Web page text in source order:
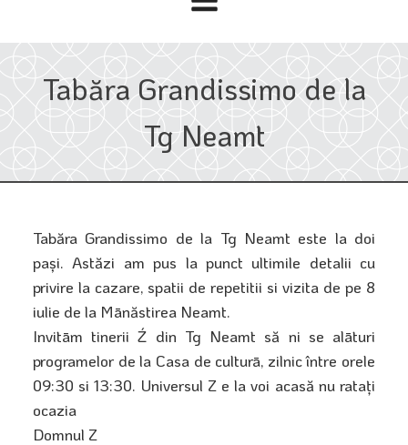
Tabăra Grandissimo de la
Tg Neamt
Tabăra Grandissimo de la Tg Neamt este la doi
pași. Astăzi am pus la punct ultimile detalii cu
privire la cazare, spatii de repetitii si vizita de pe 8
iulie de la Mānăstirea Neamt.
Invitām tinerii Ź din Tg Neamt să ni se alāturi
programelor de la Casa de culturā, zilnic între orele
09:30 si 13:30. Universul Z e la voi acasă nu ratați
ocazia
Domnul Z